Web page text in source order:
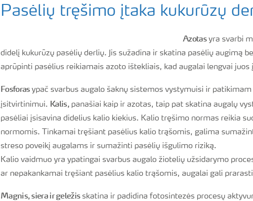
Pasėlių tręšimo įtaka kukurūzų
Azotasyra svarbi
didelį kukurūzų pasėlių derlių. Jis sužadina ir skatina pasėlių augimą
aprūpinti pasėlius reikiamais azoto ištekliais, kad augalai lengvai juos
Fosforasypač svarbus augalo šaknų sistemos vystymuisi ir patikimam
įsitvirtinimui. Kalis,panašiai kaip ir azotas, taip pat skatina augalų
pasėliai įsisavina didelius kalio kiekius. Kalio tręšimo normas reikia
normomis. Tinkamai tręšiant pasėlius kalio trąšomis, galima
streso poveikį augalams ir sumažinti pasėlių išgulimo riziką.
Kalio vaidmuo yra ypatingai svarbus augalo žiotelių užsidarymo
ar nepakankamai tręšiant pasėlius kalio trąšomis, augalai gali
Magnis, siera ir geležisskatina ir padidina fotosintezės procesų